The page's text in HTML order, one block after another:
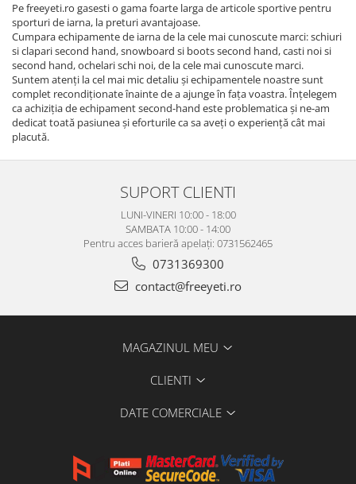
Pe freeyeti.ro gasesti o gama foarte larga de articole sportive pentru
sporturi de iarna, la preturi avantajoase.
Cumpara echipamente de iarna de la cele mai cunoscute marci: schiuri
si clapari second hand, snowboard si boots second hand, casti noi si
second hand, ochelari schi noi, de la cele mai cunoscute marci.
Suntem atenţi la cel mai mic detaliu şi echipamentele noastre sunt
complet recondiţionate înainte de a ajunge în faţa voastra. Înţelegem
ca achiziţia de echipament second-hand este problematica şi ne-am
dedicat toată pasiunea şi eforturile ca sa aveţi o experienţă cât mai
placută.
SUPORT CLIENTI
LUNI-VINERI 10:00 - 18:00
SAMBATA 10:00 - 14:00
Pentru acces barieră apelați: 0731562465
0731369300
contact@freeyeti.ro
MAGAZINUL MEU
CLIENTI
DATE COMERCIALE